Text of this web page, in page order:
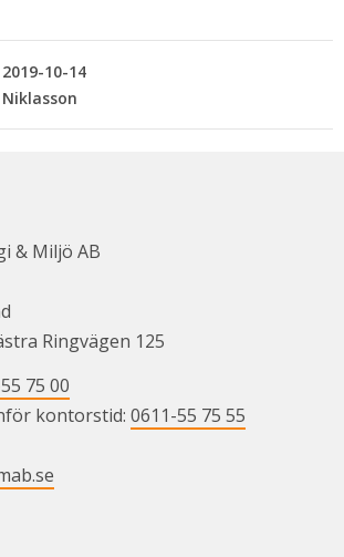
2019-10-14
& Miljö AB
Ringvägen 125
75 00
kontorstid: 0611-55 75 55